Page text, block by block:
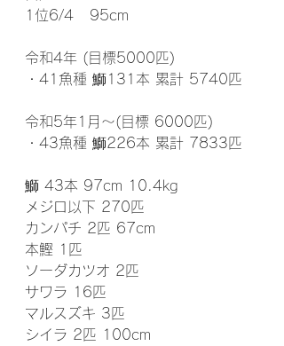
1位6/4   95cm
令和4年 (目標5000匹)
・41魚種 鰤131本 累計 5740匹
令和5年1月～(目標 6000匹)
・43魚種 鰤226本 累計 7833匹
鰤 43本 97cm 10.4kg
メジロ以下 270匹
カンパチ 2匹 67cm
本鰹 1匹
ソーダカツオ 2匹
サワラ 16匹
マルスズキ 3匹
シイラ 2匹 100cm